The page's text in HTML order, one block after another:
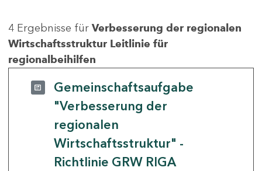
4 Ergebnisse für Verbesserung der regionalen
Wirtschaftsstruktur Leitlinie für
regionalbeihilfen
Gemeinschaftsaufgabe
"Verbesserung der
regionalen
Wirtschaftsstruktur" -
Richtlinie GRW RIGA